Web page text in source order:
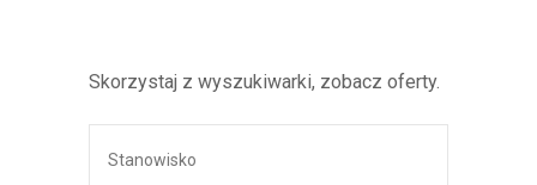
Skorzystaj z wyszukiwarki, zobacz oferty.